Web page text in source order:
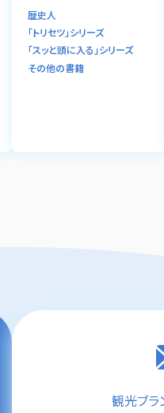
歴史人
「トリセツ」シリーズ
「スッと頭に入る」シリーズ
その他の書籍
観光ブラ